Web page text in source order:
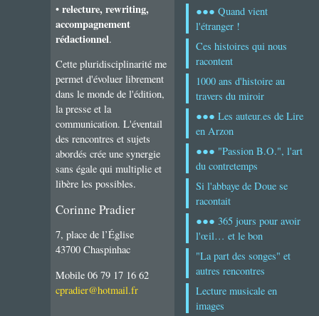
• relecture, rewriting,
accompagnement
rédactionnel.
Cette pluridisciplinarité me
permet d'évoluer librement
dans le monde de l'édition,
la presse et la
communication. L'éventail
des rencontres et sujets
abordés crée une synergie
sans égale qui multiplie et
libère les possibles.
Corinne Pradier
7, place de l’Église
43700 Chaspinhac
Mobile 06 79 17 16 62
cpradier@hotmail.fr
●●● Quand vient
l'étranger !
Ces histoires qui nous
racontent
1000 ans d'histoire au
travers du miroir
●●● Les auteur.es de Lire
en Arzon
●●● "Passion B.O.", l'art
du contretemps
Si l'abbaye de Doue se
racontait
●●● 365 jours pour avoir
l'œil… et le bon
"La part des songes" et
autres rencontres
Lecture musicale en
images